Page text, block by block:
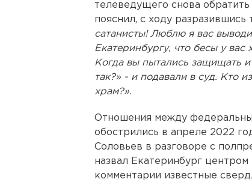
телеведущего снова
пояснил, с ходу
сатанисты! Люблю я вас
Екатеринбургу, что бесы у вас
Когда вы пытались защищать
так?» - и подавали в суд. Кто
храм?».
Отношения между
обострились в апреле 2022
Соловьев в разговоре с
назвал Екатеринбург
комментарии известные